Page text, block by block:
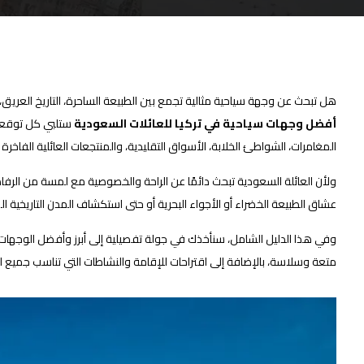
هل تبحث عن وجهة سياحية مثالية تجمع بين الطبيعة الساحرة، التاريخ
أفضل وجهات سياحية في تركيا للعائلات السعوديةستلبي كل
المغامرات، الشواطئ الخلابة، الأسواق التقليدية، والمنتجعات العائلية
ولأن العائلة السعودية تبحث دائمًا عن الراحة والخصوصية مع لمسة من
عشاق الطبيعة الخضراء أو الأجواء البحرية أو حتى استكشاف المدن التاريخية
وفي هذا الدليل الشامل، سنأخذك في جولة تفصيلية إلى أبرز وأفضل
متعة وسلاسة، بالإضافة إلى اقتراحات للإقامة والنشاطات التي تناسب جميع